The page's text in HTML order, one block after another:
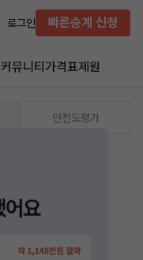
로그인 빠른승계 신청
커뮤니티 가격표제원
안전도평가